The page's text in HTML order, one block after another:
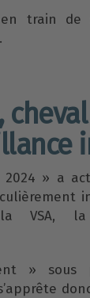
en train de
» a
VSA,
» sous